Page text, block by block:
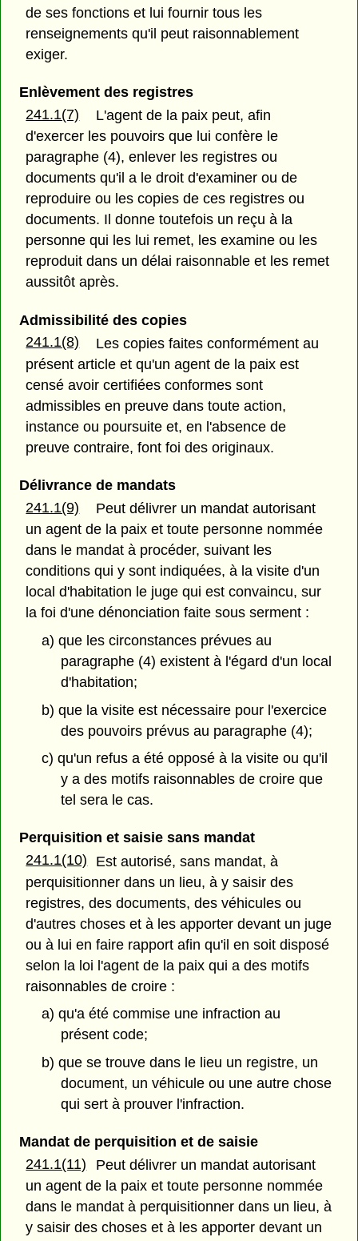
de ses fonctions et lui fournir tous les
renseignements qu'il peut raisonnablement
exiger.
Enlèvement des registres
241.1(7)
L'agent de la paix peut, afin
d'exercer les pouvoirs que lui confère le
paragraphe (4), enlever les registres ou
documents qu'il a le droit d'examiner ou de
reproduire ou les copies de ces registres ou
documents. Il donne toutefois un reçu à la
personne qui les lui remet, les examine ou les
reproduit dans un délai raisonnable et les remet
aussitôt après.
Admissibilité des copies
241.1(8)
Les copies faites conformément au
présent article et qu'un agent de la paix est
censé avoir certifiées conformes sont
admissibles en preuve dans toute action,
instance ou poursuite et, en l'absence de
preuve contraire, font foi des originaux.
Délivrance de mandats
241.1(9)
Peut délivrer un mandat autorisant
un agent de la paix et toute personne nommée
dans le mandat à procéder, suivant les
conditions qui y sont indiquées, à la visite d'un
local d'habitation le juge qui est convaincu, sur
la foi d'une dénonciation faite sous serment :
a) que les circonstances prévues au
paragraphe (4) existent à l'égard d'un local
d'habitation;
b) que la visite est nécessaire pour l'exercice
des pouvoirs prévus au paragraphe (4);
c) qu'un refus a été opposé à la visite ou qu'il
y a des motifs raisonnables de croire que
tel sera le cas.
Perquisition et saisie sans mandat
241.1(10)
Est autorisé, sans mandat, à
perquisitionner dans un lieu, à y saisir des
registres, des documents, des véhicules ou
d'autres choses et à les apporter devant un juge
ou à lui en faire rapport afin qu'il en soit disposé
selon la loi l'agent de la paix qui a des motifs
raisonnables de croire :
a) qu'a été commise une infraction au
présent code;
b) que se trouve dans le lieu un registre, un
document, un véhicule ou une autre chose
qui sert à prouver l'infraction.
Mandat de perquisition et de saisie
241.1(11)
Peut délivrer un mandat autorisant
un agent de la paix et toute personne nommée
dans le mandat à perquisitionner dans un lieu, à
y saisir des choses et à les apporter devant un